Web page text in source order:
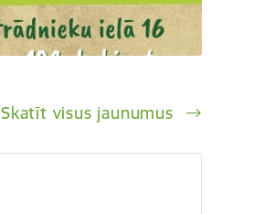
Skatīt visus jaunumus